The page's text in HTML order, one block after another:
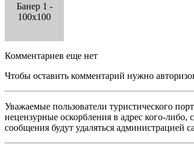
Банер 1 -
100x100
Комментариев еще нет
Чтобы оставить комментарий нужно
Уважаемые пользователи туристического
нецензурные оскорбления в адрес кого-
сообщения будут удаляться администрацией